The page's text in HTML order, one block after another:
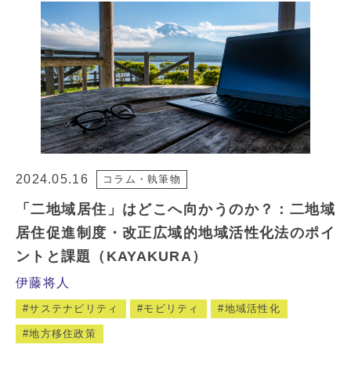
2024.05.16 コラム・執筆物
「二地域居住」はどこへ向かうのか？：二地域
居住促進制度・改正広域的地域活性化法のポイ
ントと課題（KAYAKURA）
伊藤将人
サステナビリティ モビリティ 地域活性化
地方移住政策